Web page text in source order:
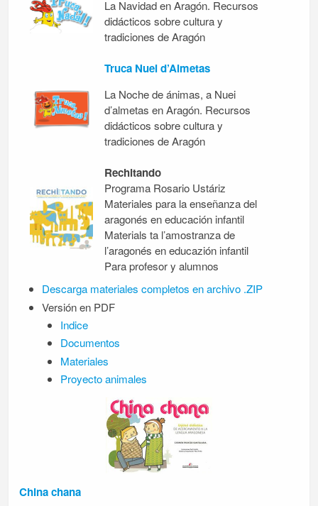
La Navidad en Aragón. Recursos
didácticos sobre cultura y
tradiciones de Aragón
Truca Nuei d’Almetas
La Noche de ánimas, a Nuei
d’almetas en Aragón. Recursos
didácticos sobre cultura y
tradiciones de Aragón
Rechitando
Programa Rosario Ustáriz
Materiales para la enseñanza del
aragonés en educación infantil
Materials ta l’amostranza de
l’aragonés en educazión infantil
Para profesor y alumnos
Descarga materiales completos en archivo .ZIP
Versión en PDF
Indice
Documentos
Materiales
Proyecto animales
China chana